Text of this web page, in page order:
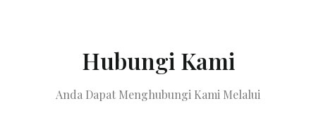
Hubungi Kami
Anda Dapat Menghubungi Kami Melalui